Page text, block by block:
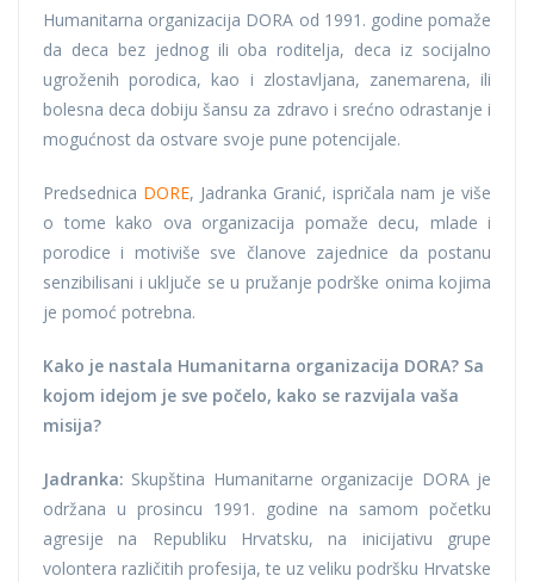
Humanitarna organizacija DORA od 1991. godine pomaže
da deca bez jednog ili oba roditelja, deca iz socijalno
ugroženih porodica, kao i zlostavljana, zanemarena, ili
bolesna deca dobiju šansu za zdravo i srećno odrastanje i
mogućnost da ostvare svoje pune potencijale.
Predsednica DORE, Jadranka Granić, ispričala nam je više
o tome kako ova organizacija pomaže decu, mlade i
porodice i motiviše sve članove zajednice da postanu
senzibilisani i uključe se u pružanje podrške onima kojima
je pomoć potrebna.
Kako je nastala Humanitarna organizacija DORA? Sa
kojom idejom je sve počelo, kako se razvijala vaša
misija?
Jadranka: Skupština Humanitarne organizacije DORA je
održana u prosincu 1991. godine na samom početku
agresije na Republiku Hrvatsku, na inicijativu grupe
volontera različitih profesija, te uz veliku podršku Hrvatske